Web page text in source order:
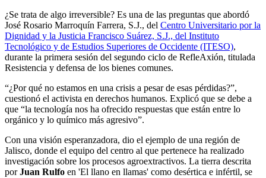
¿Se trata de algo irreversible? Es una de las preguntas que abordó
José Rosario Marroquín Farrera, S.J., del Centro Universitario por la
Dignidad y la Justicia Francisco Suárez, S.J., del Instituto
Tecnológico y de Estudios Superiores de Occidente (ITESO),
durante la primera sesión del segundo ciclo de RefleAxión, titulada
Resistencia y defensa de los bienes comunes.
“¿Por qué no estamos en una crisis a pesar de esas pérdidas?”,
cuestionó el activista en derechos humanos. Explicó que se debe a
que “la tecnología nos ha ofrecido respuestas que están entre lo
orgánico y lo químico más agresivo”.
Con una visión esperanzadora, dio el ejemplo de una región de
Jalisco, donde el equipo del centro al que pertenece ha realizado
investigación sobre los procesos agroextractivos. La tierra descrita
porJuan Rulfo en 'El llano en llamas' como desértica e infértil, se